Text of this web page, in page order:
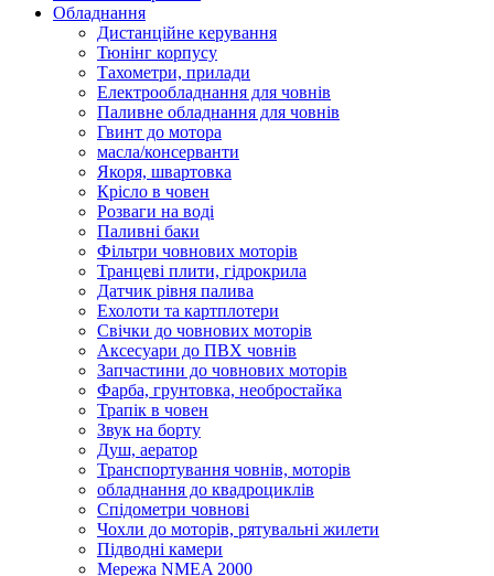
Обладнання
Дистанційне керування
Тюнінг корпусу
Тахометри, прилади
Електрообладнання для човнів
Паливне обладнання для човнів
Гвинт до мотора
масла/консерванти
Якоря, швартовка
Крісло в човен
Розваги на воді
Паливні баки
Фільтри човнових моторів
Транцеві плити, гідрокрила
Датчик рівня палива
Ехолоти та картплотери
Cвічки до човнових моторів
Аксесуари до ПВХ човнів
Запчастини до човнових моторів
Фарба, грунтовка, необростайка
Трапік в човен
Звук на борту
Душ, аератор
Транспортування човнів, моторів
обладнання до квадроциклів
Спідометри човнові
Чохли до моторів, рятувальні жилети
Підводні камери
Мережа NMEA 2000